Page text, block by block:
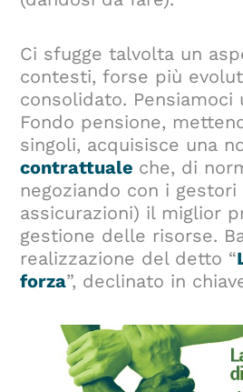
Ci sfugge talvolta un
contesti, forse più
consolidato.
Fondo pensione,
singoli, acquisisce una
contrattuale che, di
negoziando con i gestori
assicurazioni) il miglior
gestione delle risorse.
realizzazione del detto “
forza”, declinato in